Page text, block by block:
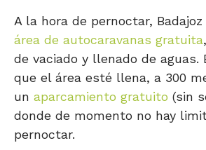
A la hora de pernoctar,
área de autocaravanas gratuita
de vaciado y llenado de aguas.
que el área esté llena, a 300
un aparcamiento gratuito (sin
donde de momento no hay
pernoctar.